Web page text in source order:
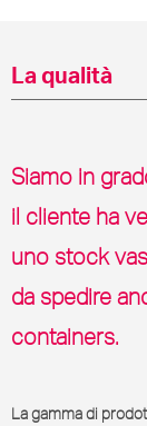
La qualità
Siamo in
il cliente ha
uno stock
da spedire
containers.
La gamma di